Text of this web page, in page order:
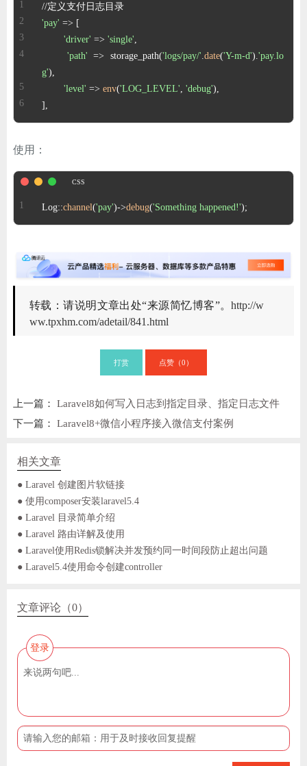
//定义支付日志目录
'pay'
'driver' => 'single'
'path' => storage_path('logs/pay/' .date('Y-m-d').'pay.lo
g'
'level' => env('LOG_LEVEL' 'debug'
],
使用：
Log::channel('pay')->debug('Something happened!');
转载：请说明文章出处“来源简忆博客”。http://w
ww.tpxhm.com/adetail/841.html
打赏 点赞（0 ）
上一篇：Laravel8如何写入日志到指定目录、指定日志文件
下一篇：Laravel8+微信小程序接入微信支付案例
相关文章
● Laravel 创建图片软链接
● 使用composer安装laravel5.4
● Laravel 目录简单介绍
● Laravel 路由详解及使用
● Laravel使用Redis锁解决并发预约同一时间段防止超出问题
● Laravel5.4使用命令创建controller
文章评论（0）
登录